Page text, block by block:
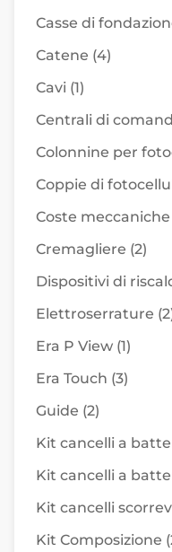
Casse di
Catene (4)
Cavi (1)
Centrali di
Colonnine per
Coppie di
Coste meccaniche
Cremagliere (2)
Dispositivi di
Elettroserrature
Era P View (1)
Era Touch (3)
Guide (2)
Kit cancelli a
Kit cancelli a
Kit cancelli
Kit Composizione